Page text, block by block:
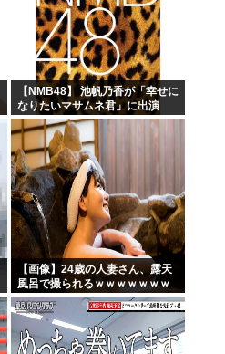
【NMB48】 池帆乃香が「幸せに
なりたいマサムネ君」に出演
【画像】24歳の人妻さん、露天
風呂で撮られるｗｗｗｗｗｗｗ
ｗｗｗｗｗｗｗｗｗｗ